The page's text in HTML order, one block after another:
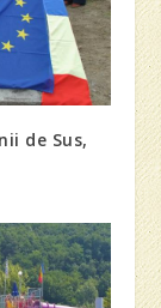
de Sus,